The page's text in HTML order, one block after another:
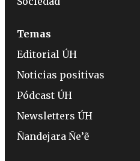
Temas
Editorial ÚH
Noticias positivas
Pódcast ÚH
Newsletters ÚH
Ñandejara Ñe’ẽ